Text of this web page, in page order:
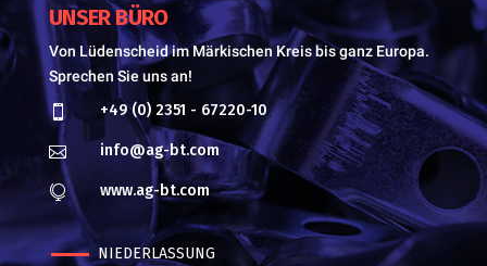
UNSER BÜRO
Von Lüdenscheid im Märkischen Kreis bis ganz Europa.
Sprechen Sie uns an!
 +49 (0) 2351 - 67220-10
 info@ag-bt.com
 www.ag-bt.com
NIEDERLASSUNG